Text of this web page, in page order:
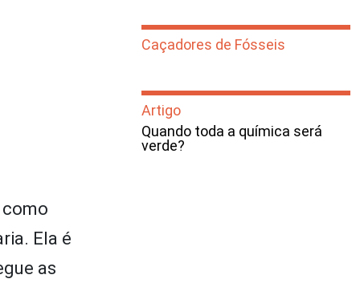
Ela é
as
Caçadores de Fósseis
Artigo
Quando toda a química será
verde?